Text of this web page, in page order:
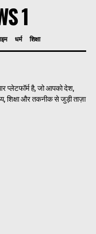
1
धर्म शिक्षा
प्लेटफॉर्म है, जो आपको देश,
शिक्षा और तकनीक से जुड़ी ताज़ा